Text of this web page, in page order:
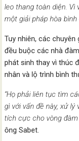
leo thang toàn diện. Vì
một giải pháp hòa
Tuy nhiên, các
đều buộc các nhà
phát sinh thay vì thúc
nhân và lộ trình bình
“Họ phải liên tục tìm
gì với vấn đề này, xử
tích cực cho vòng đàm
ông Sabet.